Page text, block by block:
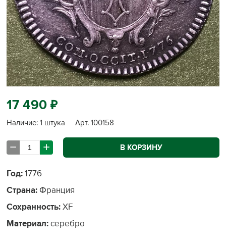
17 490 д
Наличие: 1 штука Арт. 100158
В КОРЗИНУ
Год:1776
Страна: Франция
Сохранность:XF
Материал:серебро